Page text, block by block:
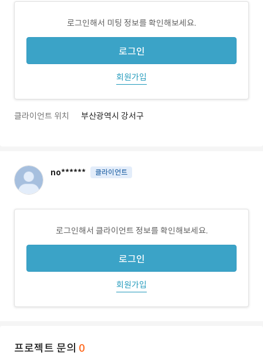
로그인해서 미팅 정보를 확인해보세요.
로그인
회원가입
클라이언트 위치 부산광역시 강서구
no****** 클라이언트
로그인해서 클라이언트 정보를 확인해보세요.
로그인
회원가입
프로젝트 문의 0